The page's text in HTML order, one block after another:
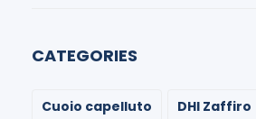
CATEGORIES
Cuoio capelluto DHI Zaffiro